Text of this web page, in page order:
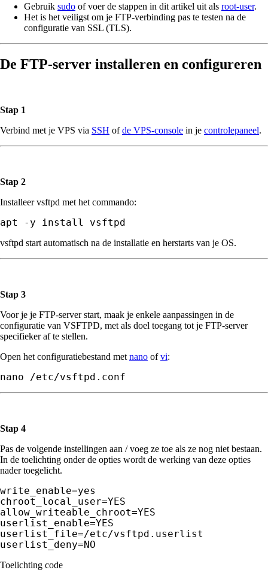
Gebruik sudo of voer de stappen in dit artikel uit als root-user.
Het is het veiligst om je FTP-verbinding pas te testen na de
configuratie van SSL (TLS).
De FTP-server installeren en configureren
Stap 1
Verbind met je VPS via SSH ofde VPS-console in je controlepaneel.
Stap 2
Installeer vsftpd met het commando:
vsftpd start automatisch na de installatie en herstarts van je OS.
Stap 3
Voor je je FTP-server start, maak je enkele aanpassingen in de
configuratie van VSFTPD, met als doel toegang tot je FTP-server
specifieker af te stellen.
Open het configuratiebestand met nano ofvi:
nano /etc/vsftpd.conf
Stap 4
Pas de volgende instellingen aan / voeg ze toe als ze nog niet bestaan.
In de toelichting onder de opties wordt de werking van deze opties
nader toegelicht.
write_enable=yes
chroot_local_user=YES
allow_writeable_chroot=YES
userlist_enable=YES
userlist_file=/etc/vsftpd.userlist
userlist_deny=NO
Toelichting code